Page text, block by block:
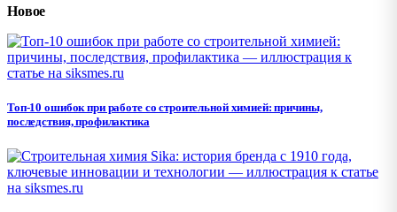
Новое
Топ-10 ошибок при работе со строительной химией: причины,
последствия, профилактика